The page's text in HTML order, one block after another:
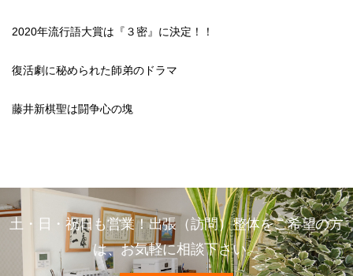
2020年流行語大賞は『３密』に決定！！
復活劇に秘められた師弟のドラマ
藤井新棋聖は闘争心の塊
土・日・祝日も営業！出張（訪問）整体をご希望の方
は、お気軽に相談下さい。